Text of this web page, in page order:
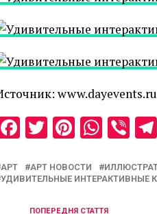
www.dayevents.ru
Facebook
Twitter
Pinterest
АРТ АРТ НОВОСТИ
УДИВИТЕЛЬНЫЕ ИНТЕРАКТИВНЫЕ
ПОПЕРЕДНЯ СТАТТЯ